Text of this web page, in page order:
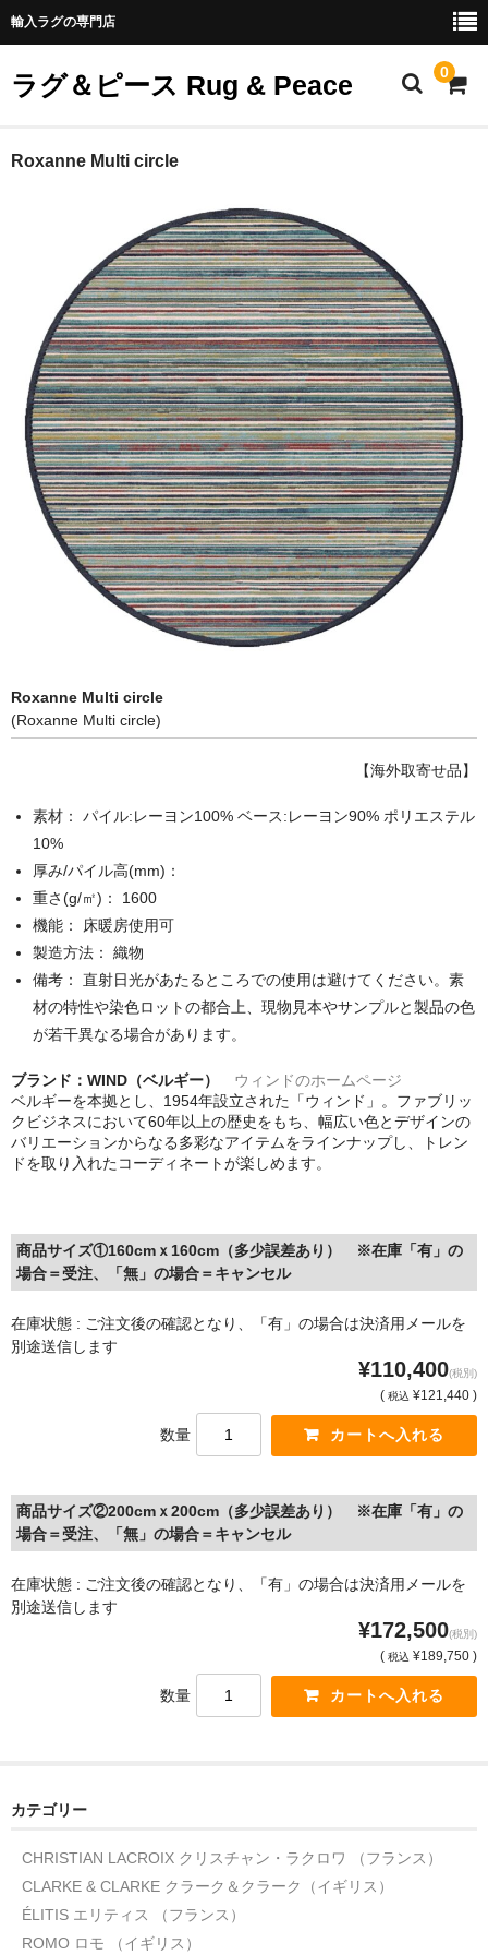
輸入ラグの専門店
ラグ＆ピース Rug & Peace 0
ホーム
商品カテゴリー
ご利用案内
ABOUT US
Roxanne Multi circle
Roxanne Multi circle
(Roxanne Multi circle)
【海外取寄せ品】
素材： パイル:レーヨン100% ベース:レーヨン90% ポリエステル
10%
厚み/パイル高(mm)：
重さ(g/㎡)： 1600
機能： 床暖房使用可
製造方法： 織物
備考： 直射日光があたるところでの使用は避けてください。素
材の特性や染色ロットの都合上、現物見本やサンプルと製品の色
が若干異なる場合があります。
ブランド：WIND（ベルギー） ウィンドのホームページ
ベルギーを本拠とし、1954年設立された「ウィンド」。ファブリッ
クビジネスにおいて60年以上の歴史をもち、幅広い色とデザインの
バリエーションからなる多彩なアイテムをラインナップし、トレン
ドを取り入れたコーディネートが楽しめます。
商品サイズ①160cmｘ160cm（多少誤差あり） ※在庫「有」の
場合＝受注、「無」の場合＝キャンセル
在庫状態 : ご注文後の確認となり、「有」の場合は決済用メールを
別途送信します
¥110,400(税別)
( 税込 ¥121,440 )
数量
商品サイズ②200cmｘ200cm（多少誤差あり） ※在庫「有」の
場合＝受注、「無」の場合＝キャンセル
在庫状態 : ご注文後の確認となり、「有」の場合は決済用メールを
別途送信します
¥172,500(税別)
( 税込 ¥189,750 )
数量
カテゴリー
CHRISTIAN LACROIX クリスチャン・ラクロワ （フランス）
CLARKE & CLARKE クラーク＆クラーク（イギリス）
ÉLITIS エリティス （フランス）
ROMO ロモ （イギリス）